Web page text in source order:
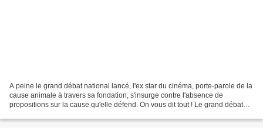
A peine le grand débat national lancé, l'ex star du cinéma, porte-parole de la
cause animale à travers sa fondation, s'insurge contre l'absence de
propositions sur la cause qu'elle défend. On vous dit tout ! Le grand débat